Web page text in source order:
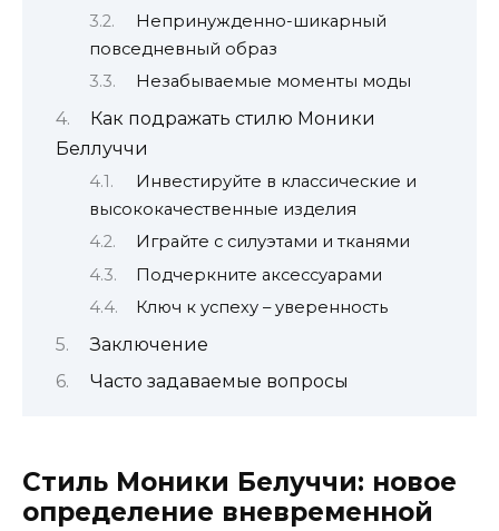
Непринужденно-шикарный
повседневный образ
Незабываемые моменты моды
Как подражать стилю Моники
Беллуччи
Инвестируйте в классические и
высококачественные изделия
Играйте с силуэтами и тканями
Подчеркните аксессуарами
Ключ к успеху – уверенность
Заключение
Часто задаваемые вопросы
Стиль Моники Белуччи: новое
определение вневременной